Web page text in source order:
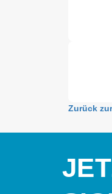
Zurück